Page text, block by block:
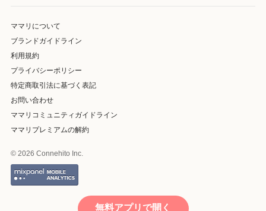
ママリについて
ブランドガイドライン
利用規約
プライバシーポリシー
特定商取引法に基づく表記
お問い合わせ
ママリコミュニティガイドライン
ママリプレミアムの解約
© 2026 Connehito Inc.
無料アプリで開く